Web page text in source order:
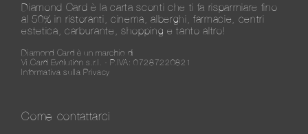
Diamond Card è la carta sconti che ti fa risparmiare fino
al 50% in ristoranti, cinema, alberghi, farmacie, centri
estetica, carburante, shopping e tanto altro!
Diamond Card è un marchio di
Vi.Card Evolution s.r.l. - P.IVA: 07287220821
Informativa sulla Privacy
Come contattarci